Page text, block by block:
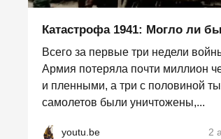
Катастрофа 1941: Могло ли
Всего за первые три недели
Армия потеряла почти миллион
и пленными, а три с половиной
самолетов были уничтожены,...
youtu.be 2